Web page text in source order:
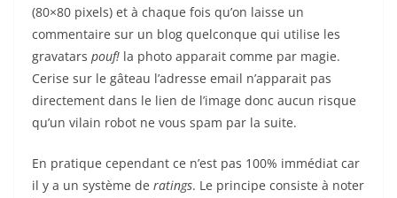
(80×80 pixels) et à chaque fois qu’on laisse un
commentaire sur un blog quelconque qui utilise les
gravatars pouf! la photo apparait comme par magie.
Cerise sur le gâteau l’adresse email n’apparait pas
directement dans le lien de l’image donc aucun risque
qu’un vilain robot ne vous spam par la suite.
En pratique cependant ce n’est pas 100% immédiat car
il y a un système de ratings. Le principe consiste à noter